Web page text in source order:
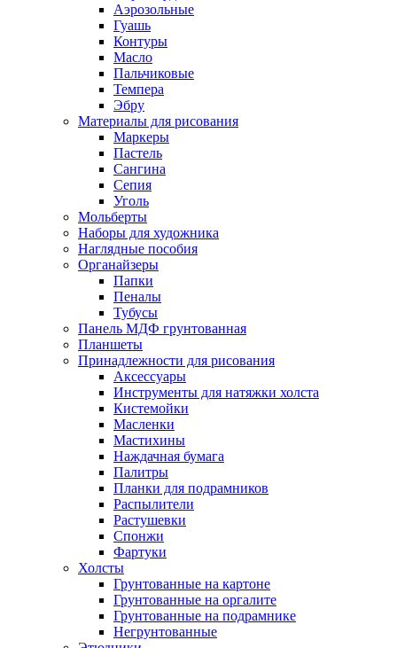
Аэрозольные
Гуашь
Контуры
Масло
Пальчиковые
Темпера
Эбру
Материалы для рисования
Маркеры
Пастель
Сангина
Сепия
Уголь
Мольберты
Наборы для художника
Наглядные пособия
Органайзеры
Папки
Пеналы
Тубусы
Панель МДФ грунтованная
Планшеты
Принадлежности для рисования
Аксессуары
Инструменты для натяжки холста
Кистемойки
Масленки
Мастихины
Наждачная бумага
Палитры
Планки для подрамников
Распылители
Растушевки
Спонжи
Фартуки
Холсты
Грунтованные на картоне
Грунтованные на оргалите
Грунтованные на подрамнике
Негрунтованные